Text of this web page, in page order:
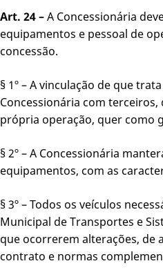
Art. 24 –A Concessionária
equipamentos e pessoal de
concessão.
§ 1º – A vinculação de que
Concessionária com
própria operação, quer como
§ 2º – A Concessionária
equipamentos, com as
§ 3º – Todos os veículos
Municipal de Transportes e
que ocorrerem alterações, de
contrato e normas